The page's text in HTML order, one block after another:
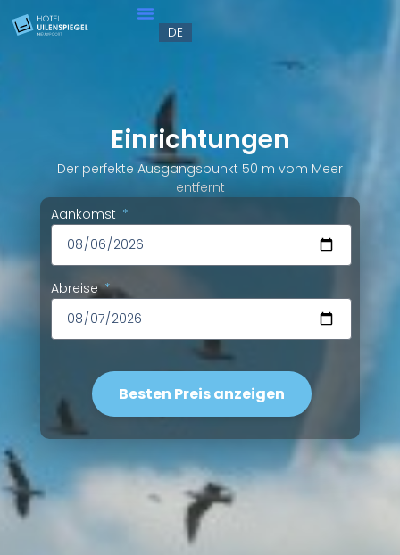
DE
EN
Einrichtungen
Der perfekte Ausgangspunkt 50 m vom Meer
entfernt
Aankomst
Abreise
Besten Preis anzeigen